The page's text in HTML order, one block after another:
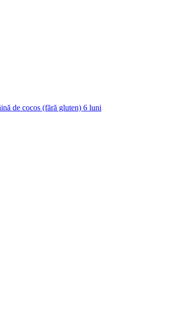
de cocos (fără gluten) 6 luni